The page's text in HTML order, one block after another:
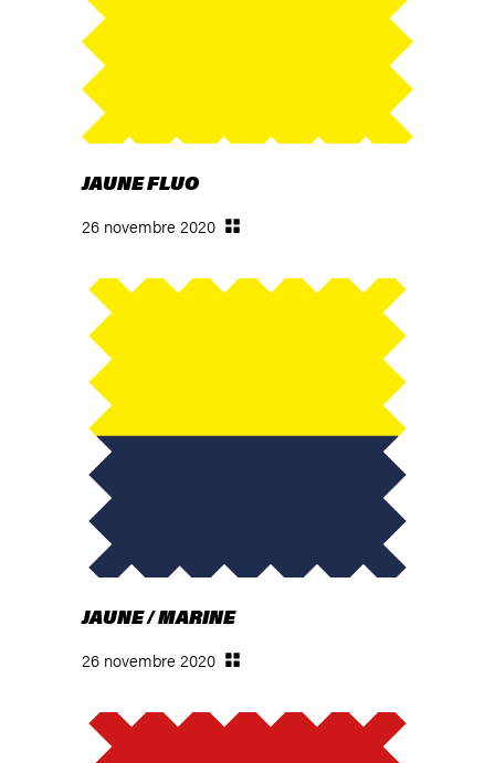
JAUNE FLUO
26 novembre 2020
JAUNE / MARINE
26 novembre 2020